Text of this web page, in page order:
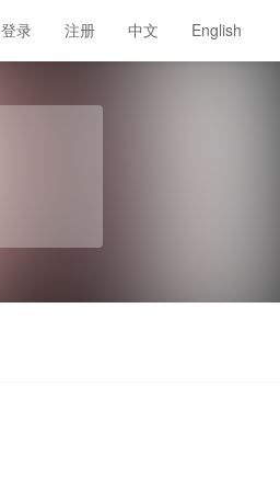
登录 注册 中文 English